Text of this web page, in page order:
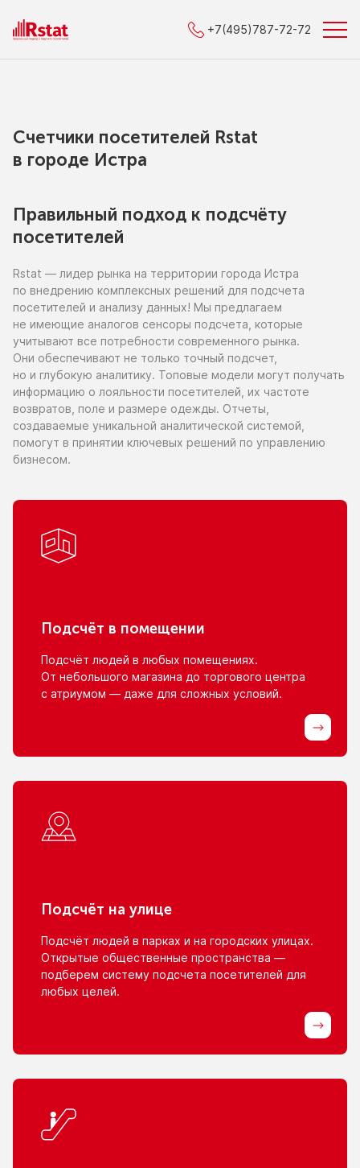
+7(495)787-72-72
Счетчики посетителей Rstat
в городe Истра
Правильный подход к подсчёту
посетителей
Rstat — лидер рынка на территории города Истра
по внедрению комплексных решений для подсчета
посетителей и анализу данных! Мы предлагаем
не имеющие аналогов сенсоры подсчета, которые
учитывают все потребности современного рынка.
Они обеспечивают не только точный подсчет,
но и глубокую аналитику. Топовые модели могут получать
информацию о лояльности посетителей, их частоте
возвратов, поле и размере одежды. Отчеты,
создаваемые уникальной аналитической системой,
помогут в принятии ключевых решений по управлению
бизнесом.
Подсчёт в помещении
Подсчёт людей в любых помещениях.
От небольшого магазина до торгового центра
с атриумом — даже для сложных условий.
Подсчёт на улице
Подсчёт людей в парках и на городских улицах.
Открытые общественные пространства —
подберем систему подсчета посетителей для
любых целей.